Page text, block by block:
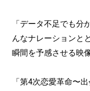
「データ不足でも分
んなナレーションと
瞬間を予感させる映
「第4次恋愛革命〜